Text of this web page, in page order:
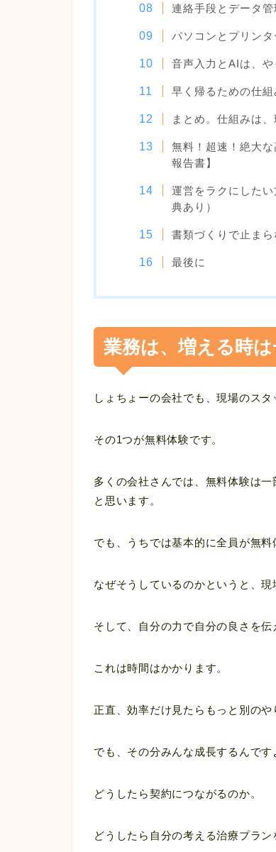
連絡手段とデータ
パソコンとプリン
音声入力とAIは、や
早く帰るための仕
まとめ。仕組みは
無料！超速！絶大
報告書】
運営をラクにした
典あり）
書類づくりで止ま
最後に
業務は、増える時
しょちょーの会社でも、現場のス
その1つが無料体験です。
多くの会社さんでは、無料体験は
と思います。
でも、うちでは基本的に全員が無料
なぜそうしているのかというと、
そして、自分の力で自分の良さを
これは時間はかかります。
正直、効率だけ見たらもっと別のや
でも、その分みんな成長するんです
どうしたら契約につながるのか。
どうしたら自分の考える治療プラン